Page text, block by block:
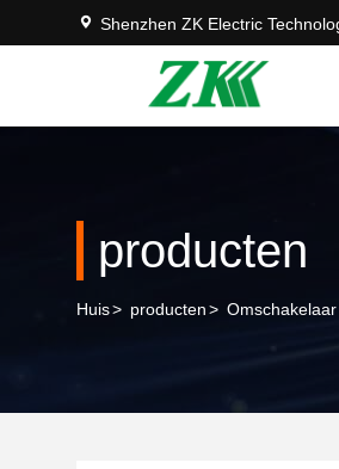
Shenzhen ZK Electric
producten
Huis> producten>